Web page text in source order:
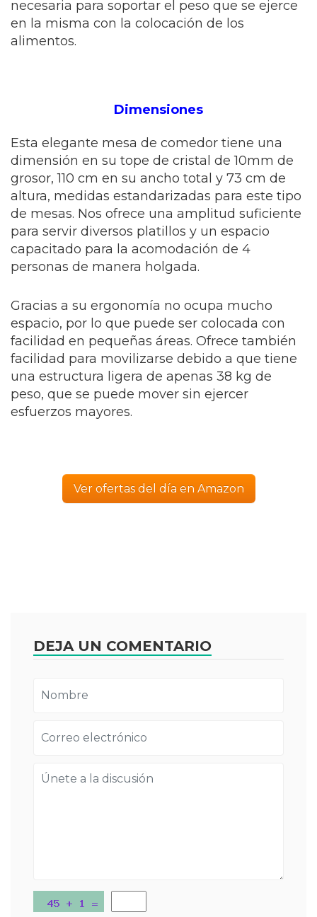
necesaria para soportar el peso que se ejerce
en la misma con la colocación de los
alimentos.
Dimensiones
Esta elegante mesa de comedor tiene una
dimensión en su tope de cristal de 10mm de
grosor, 110 cm en su ancho total y 73 cm de
altura, medidas estandarizadas para este tipo
de mesas. Nos ofrece una amplitud suficiente
para servir diversos platillos y un espacio
capacitado para la acomodación de 4
personas de manera holgada.
Gracias a su ergonomía no ocupa mucho
espacio, por lo que puede ser colocada con
facilidad en pequeñas áreas. Ofrece también
facilidad para movilizarse debido a que tiene
una estructura ligera de apenas 38 kg de
peso, que se puede mover sin ejercer
esfuerzos mayores.
Ver ofertas del día en Amazon
DEJA UN COMENTARIO